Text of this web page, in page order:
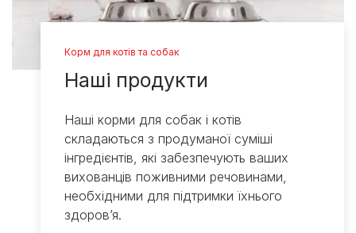
Корм для котів та собак
Наші продукти
Наші корми для собак і котів
складаються з продуманої суміші
інгредієнтів, які забезпечують ваших
вихованців поживними речовинами,
необхідними для підтримки їхнього
здоров’я.